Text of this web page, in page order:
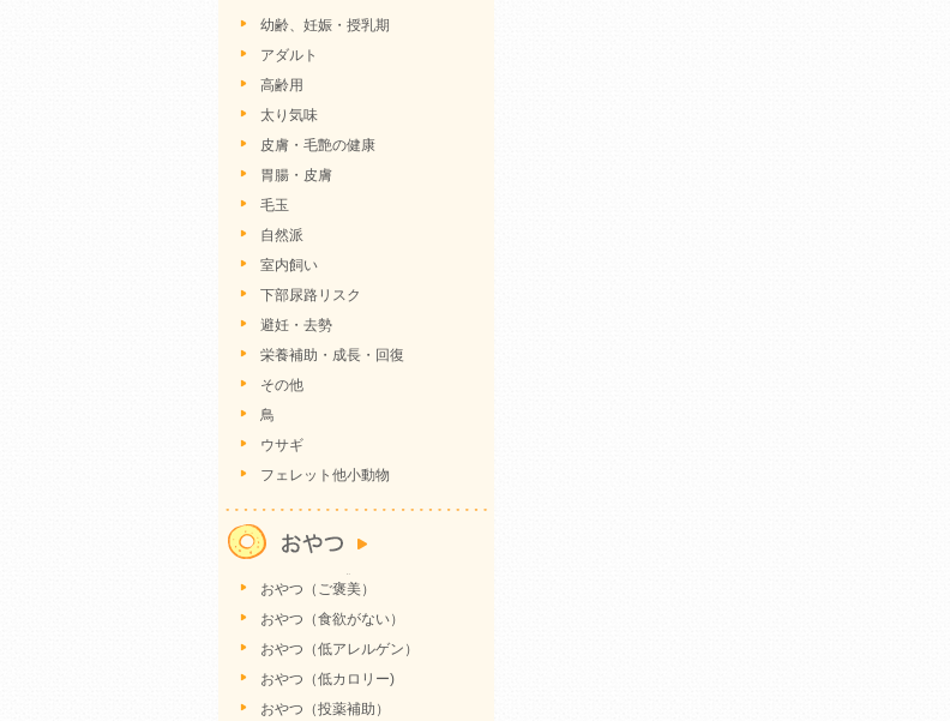
幼齢、妊娠・授乳期
アダルト
高齢用
太り気味
皮膚・毛艶の健康
胃腸・皮膚
毛玉
自然派
室内飼い
下部尿路リスク
避妊・去勢
栄養補助・成長・回復
その他
鳥
ウサギ
フェレット他小動物
おやつ（ご褒美）
おやつ（食欲がない）
おやつ（低アレルゲン）
おやつ（低カロリー)
おやつ（投薬補助）